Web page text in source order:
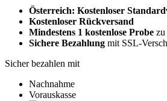
Österreich: Kostenloser
Kostenloser Rückversand
Mindestens 1 kostenlose Probe zu
Sichere Bezahlung mit SSL-
Sicher bezahlen mit
Nachnahme
Vorauskasse